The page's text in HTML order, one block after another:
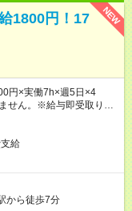
NEW
1800円！17
円×実働7h×週5日×4
せん。※給与即受取りサ
給
から徒歩7分